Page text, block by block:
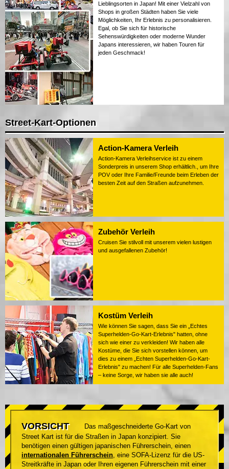
Lieblingsorten in Japan! Mit einer Vielzahl von
Shops in großen Städten haben Sie viele
Möglichkeiten, Ihr Erlebnis zu personalisieren.
Egal, ob Sie sich für historische
Sehenswürdigkeiten oder moderne Wunder
Japans interessieren, wir haben Touren für
jeden Geschmack!
Street-Kart-Optionen
Action-Kamera Verleih
Action-Kamera Verleihservice ist zu einem
Sonderpreis in unserem Shop erhältlich., um Ihre
POV oder Ihre Familie/Freunde beim Erleben der
besten Zeit auf den Straßen aufzunehmen.
Zubehör Verleih
Cruisen Sie stilvoll mit unserem vielen lustigen
und ausgefallenen Zubehör!
Kostüm Verleih
Wie können Sie sagen, dass Sie ein „Echtes
Superhelden-Go-Kart-Erlebnis" hatten, ohne
sich wie einer zu verkleiden! Wir haben alle
Kostüme, die Sie sich vorstellen können, um
dies zu einem „Echten Superhelden-Go-Kart-
Erlebnis" zu machen! Für alle Superhelden-Fans
– keine Sorge, wir haben sie alle auch!
VORSICHT
Das maßgeschneiderte Go-Kart von
Street Kart ist für die Straßen in Japan konzipiert. Sie
benötigen einen gültigen japanischen Führerschein, einen
internationalen Führerschein, eine SOFA-Lizenz für die US-
Streitkräfte in Japan oder Ihren eigenen Führerschein mit einer